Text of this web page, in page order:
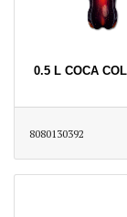
0.5 L COCA
8080130392